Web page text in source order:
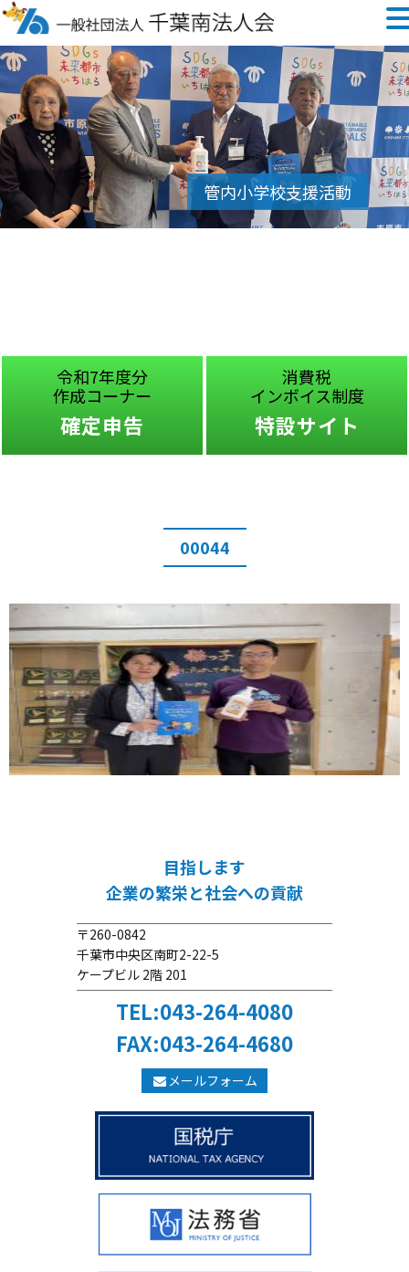
令和7年度分
作成コーナー
確定申告
消費税
インボイス制度
特設サイト
00044
目指します
企業の繁栄と社会への貢献
〒260-0842
千葉市中央区南町2-22-5
ケープビル 2階 201
TEL:043-264-4080
FAX:043-264-4680
メールフォーム